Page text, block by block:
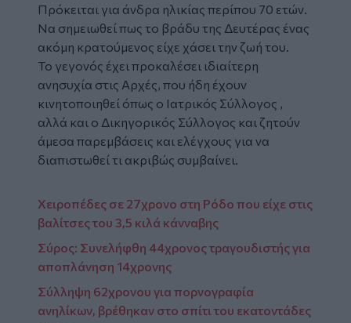
Πρόκειται για άνδρα ηλικίας περίπου 70 ετών.
Να σημειωθεί πως το βράδυ της Δευτέρας ένας
ακόμη κρατούμενος είχε χάσει την ζωή του.
Το γεγονός έχει προκαλέσει ιδιαίτερη
ανησυχία στις Αρχές, που ήδη έχουν
κινητοποιηθεί όπως ο Ιατρικός Σύλλογος ,
αλλά και ο Δικηγορικός Σύλλογος και ζητούν
άμεσα παρεμβάσεις και ελέγχους για να
διαπιστωθεί τι ακριβώς συμβαίνει.
Χειροπέδες σε 27χρονο στη Ρόδο που είχε στις
βαλίτσες του 3,5 κιλά κάνναβης
Σύρος: Συνελήφθη 44χρονος τραγουδιστής για
αποπλάνηση 14χρονης
Σύλληψη 62χρονου για πορνογραφία
ανηλίκων, βρέθηκαν στο σπίτι του εκατοντάδες